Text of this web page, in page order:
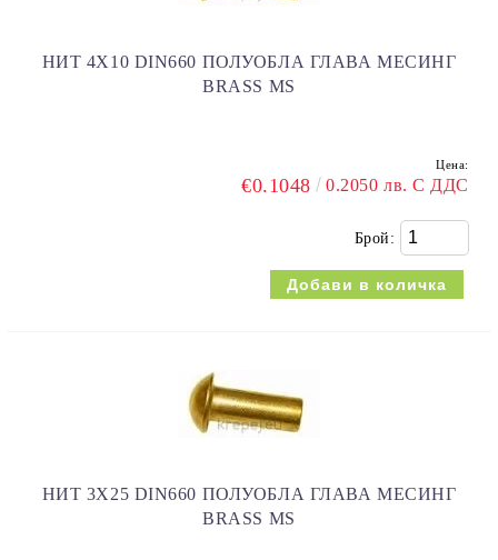
НИТ 4Х10 DIN660 ПОЛУОБЛА ГЛАВА МЕСИНГ
BRASS MS
Цена:
€0.1048 0.2050 лв. С ДДС
Брой:
НИТ 3Х25 DIN660 ПОЛУОБЛА ГЛАВА МЕСИНГ
BRASS MS